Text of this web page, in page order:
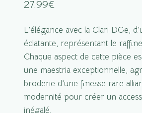
27.99€
L’élégance avec la Clari DGe,
éclatante, représentant le
Chaque aspect de cette pièce
une maestria exceptionnelle,
broderie d’une finesse rare
modernité pour créer un
inégalé.